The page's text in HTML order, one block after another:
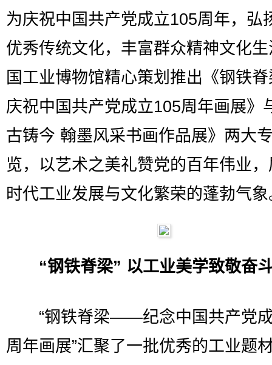
为庆祝中国共产党成立105周年，弘
优秀传统文化，丰富群众精神文化
国工业博物馆精心策划推出《钢铁
庆祝中国共产党成立105周年画展》
古铸今 翰墨风采书画作品展》两大
览，以艺术之美礼赞党的百年伟业
时代工业发展与文化繁荣的蓬勃气象
“钢铁脊梁” 以工业美学致敬奋
“钢铁脊梁——纪念中国共产党
周年画展”汇聚了一批优秀的工业题